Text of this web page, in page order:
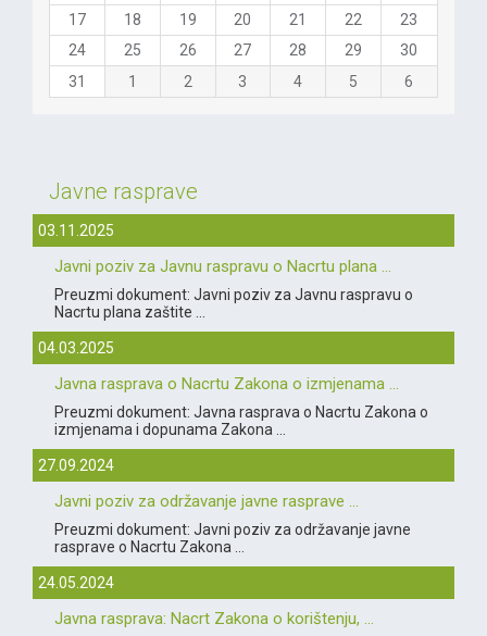
17
18 19 20 21 22
23
24
25 26 27 28 29
30
31
1 2 3 4 5 6
Javne rasprave
03.11.2025
Javni poziv za Javnu raspravu o Nacrtu plana ...
Preuzmi dokument: Javni poziv za Javnu raspravu o
Nacrtu plana zaštite ...
04.03.2025
Javna rasprava o Nacrtu Zakona o izmjenama ...
Preuzmi dokument: Javna rasprava o Nacrtu Zakona o
izmjenama i dopunama Zakona ...
27.09.2024
Javni poziv za održavanje javne rasprave ...
Preuzmi dokument: Javni poziv za održavanje javne
rasprave o Nacrtu Zakona ...
24.05.2024
Javna rasprava: Nacrt Zakona o korištenju, ...